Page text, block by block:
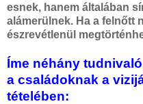
esnek, hanem általában
alámerülnek. Ha a felnőtt
észrevétlenül
Íme néhány
a családoknak a
tételében: